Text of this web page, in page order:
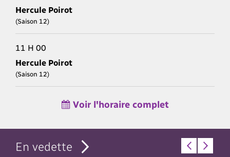
Hercule Poirot
(Saison 12)
11 H 00
Hercule Poirot
(Saison 12)
Voir l'horaire complet
En vedette